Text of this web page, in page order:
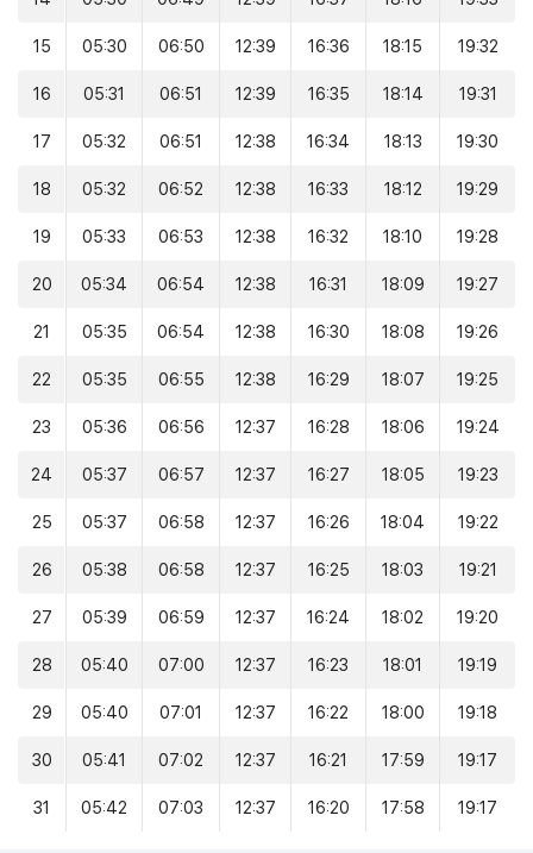
15 05:30 06:50 12:39 16:36 18:15 19:32
16 05:31 06:51 12:39 16:35 18:14 19:31
17 05:32 06:51 12:38 16:34 18:13 19:30
18 05:32 06:52 12:38 16:33 18:12 19:29
19 05:33 06:53 12:38 16:32 18:10 19:28
20 05:34 06:54 12:38 16:31 18:09 19:27
21 05:35 06:54 12:38 16:30 18:08 19:26
22 05:35 06:55 12:38 16:29 18:07 19:25
23 05:36 06:56 12:37 16:28 18:06 19:24
24 05:37 06:57 12:37 16:27 18:05 19:23
25 05:37 06:58 12:37 16:26 18:04 19:22
26 05:38 06:58 12:37 16:25 18:03 19:21
27 05:39 06:59 12:37 16:24 18:02 19:20
28 05:40 07:00 12:37 16:23 18:01 19:19
29 05:40 07:01 12:37 16:22 18:00 19:18
30 05:41 07:02 12:37 16:21 17:59 19:17
31 05:42 07:03 12:37 16:20 17:58 19:17